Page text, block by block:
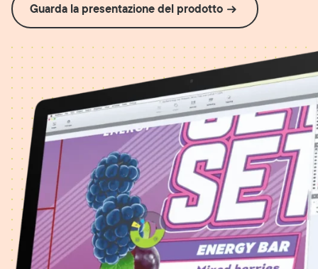
Guarda la presentazione del prodotto